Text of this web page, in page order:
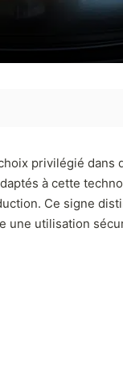
privilégié
à cette
Ce signe
utilisation